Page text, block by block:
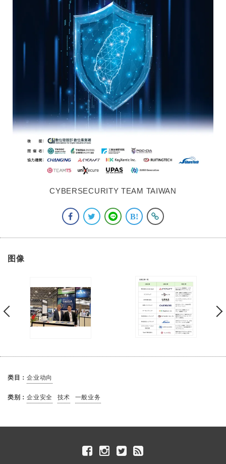
CYBERSECURITY TEAM TAIWAN
图像
类目：企业动向
类别：企业安全 技术 一般业务